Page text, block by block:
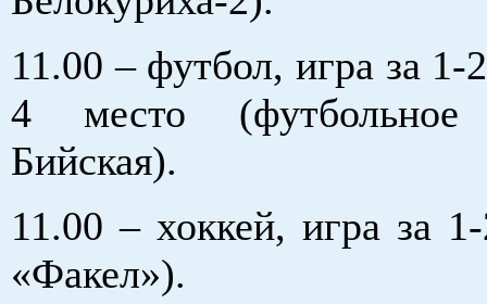
11.00 – футбол, игра за 1-
4 место
Бийская).
11.00 – хоккей, игра за
«Факел»).